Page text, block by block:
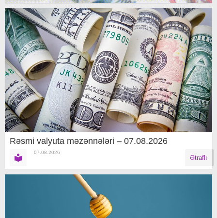
Rəsmi valyuta məzənnələri – 07.08.2026
07.08.2026
Ətraflı